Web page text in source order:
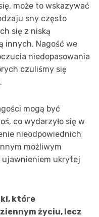
może to wskazywać
sny często
się z niską
innych. Nagość we
niedopasowania
czuliśmy się
mogą być
co wydarzyło się w
nieodpowiednich
możliwym
ukrytej
które
życiu, lecz